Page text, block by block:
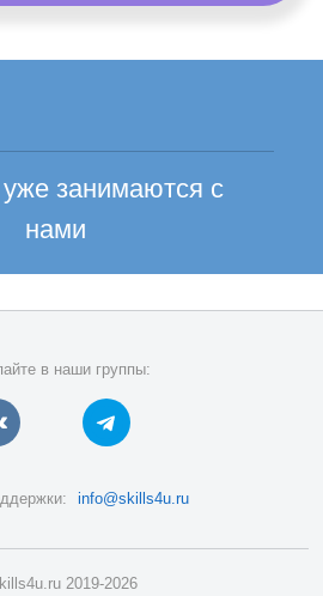
уже занимаются с
нами
в наши группы:
info@skills4u.ru
2019-2026